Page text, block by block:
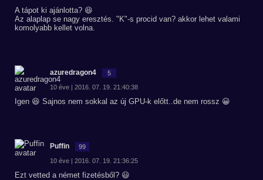
A tápot ki ajánlotta? 😆
Az alaplap se nagy eresztés. "K"-s procid van? akkor lehet valami
komolyabb kellet volna.
azuredragon4 5
10 éve | 2016. 07. 19. 21:40:38
Igen 😆 Sajnos nem sokkal az új GPU-k előtt..de nem rossz 😀
Puffin 99
10 éve | 2016. 07. 19. 21:36:25
Ezt vetted a német fizetésből? 😃